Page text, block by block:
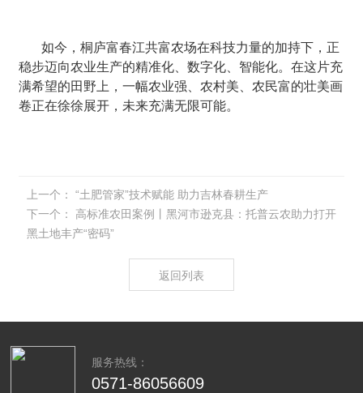
如今，桐庐富春江共富农场在科技力量的加持下，正
稳步迈向农业生产的精准化、数字化、智能化。在这片充
满希望的田野上，一幅农业强、农村美、农民富的壮美画
卷正在徐徐展开，未来充满无限可能。
上一个：
“土肥管家”技术赋能 助力吉林春耕生产
下一个：
高标准农田案例丨黑河市逊克县：托普云农助力打开
黑土地丰产“密码”
返回列表
服务热线：
0571-86056609